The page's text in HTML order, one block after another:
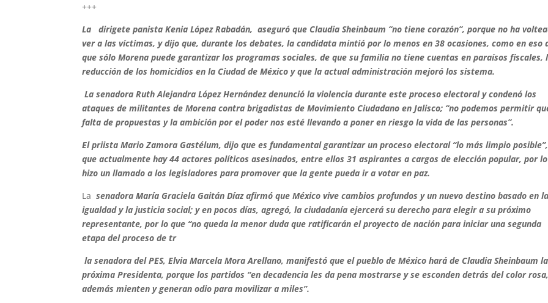
+++
La dirigete panista Kenia López Rabadán, aseguró que Claudia Sheinbaum “no tiene corazón”, porque no ha
ver a las víctimas, y dijo que, durante los debates, la candidata mintió por lo menos en 38 ocasiones, como en eso
que sólo Morena puede garantizar los programas sociales, de que su familia no tiene cuentas en paraísos fiscales,
reducción de los homicidios en la Ciudad de México y que la actual administración mejoró los sistema.
La senadora Ruth Alejandra López Hernández denunció la violencia durante este proceso electoral y condenó los
ataques de militantes de Morena contra brigadistas de Movimiento Ciudadano en Jalisco; “no podemos permitir
falta de propuestas y la ambición por el poder nos esté llevando a poner en riesgo la vida de las personas”.
El priista Mario Zamora Gastélum, dijo que es fundamental garantizar un proceso electoral “lo más limpio
que actualmente hay 44 actores políticos asesinados, entre ellos 31 aspirantes a cargos de elección popular, por
hizo un llamado a los legisladores para promover que la gente pueda ir a votar en paz.
La senadora María Graciela Gaitán Díaz afirmó que México vive cambios profundos y un nuevo destino basado en la
igualdad y la justicia social; y en pocos días, agregó, la ciudadanía ejercerá su derecho para elegir a su próximo
representante, por lo que “no queda la menor duda que ratificarán el proyecto de nación para iniciar una segunda
etapa del proceso de tr
la senadora del PES, Elvia Marcela Mora Arellano, manifestó que el pueblo de México hará de Claudia Sheinbaum la
próxima Presidenta, porque los partidos “en decadencia les da pena mostrarse y se esconden detrás del color rosa,
además mienten y generan odio para movilizar a miles”.